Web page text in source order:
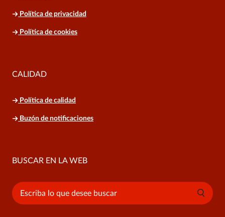
Política de privacidad
Política de cookies
CALIDAD
Política de calidad
Buzón de notificaciones
BUSCAR EN LA WEB
Buscar